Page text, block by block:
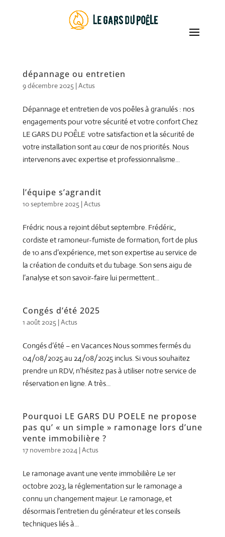
dépannage ou entretien
9 décembre 2025|Actus
Dépannage et entretien de vos poêles à granulés : nos
engagements pour votre sécurité et votre confort Chez
LE GARS DU POÊLE votre satisfaction et la sécurité de
votre installation sont au cœur de nos priorités. Nous
intervenons avec expertise et professionnalisme...
l’équipe s’agrandit
10 septembre 2025|Actus
Frédric nous a rejoint début septembre. Frédéric,
cordiste et ramoneur-fumiste de formation, fort de plus
de 10 ans d’expérience, met son expertise au service de
la création de conduits et du tubage. Son sens aigu de
l’analyse et son savoir-faire lui permettent...
Congés d’été 2025
1 août 2025|Actus
Congés d’été – en Vacances Nous sommes fermés du
04/08/2025 au 24/08/2025 inclus. Si vous souhaitez
prendre un RDV, n’hésitez pas à utiliser notre service de
réservation en ligne. A très...
Pourquoi LE GARS DU POELE ne propose
pas qu’ « un simple » ramonage lors d’une
vente immobilière ?
17 novembre 2024|Actus
Le ramonage avant une vente immobilière Le 1er
octobre 2023, la réglementation sur le ramonage a
connu un changement majeur. Le ramonage, et
désormais l’entretien du générateur et les conseils
techniques liés à...